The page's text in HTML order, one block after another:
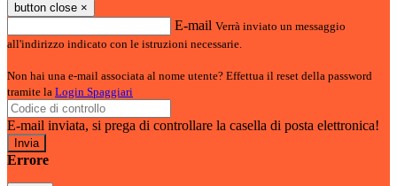
button close ×
E-mail Verrà inviato un messaggio
all'indirizzo indicato con le istruzioni necessarie.
Non hai una e-mail associata al nome utente? Effettua il reset della password
tramite la Login Spaggiari
E-mail inviata, si prega di controllare la casella di posta elettronica!
Errore